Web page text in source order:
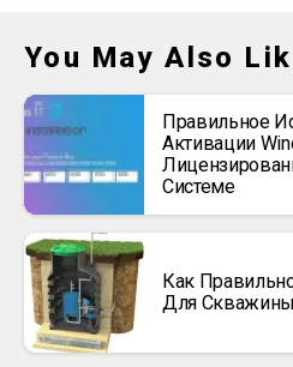
You May Also
Правильное
Активации
Системе
Как
Для Скважины